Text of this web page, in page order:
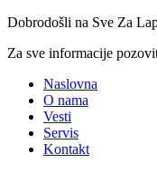
Dobrodošli na Sve Za
Za sve informacije
Naslovna
O nama
Vesti
Servis
Kontakt